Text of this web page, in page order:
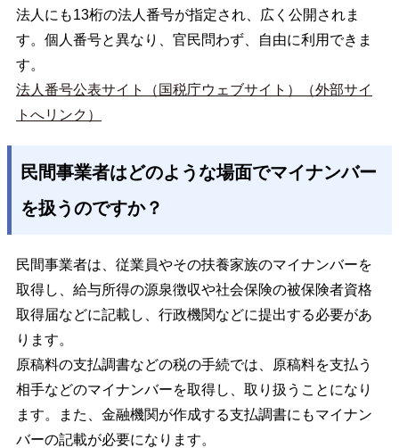
法人にも13桁の法人番号が指定され、広く公開されま
す。個人番号と異なり、官民問わず、自由に利用できま
す。
法人番号公表サイト（国税庁ウェブサイト）（外部サイ
トへリンク）
民間事業者はどのような場面でマイナンバー
を扱うのですか？
民間事業者は、従業員やその扶養家族のマイナンバーを
取得し、給与所得の源泉徴収や社会保険の被保険者資格
取得届などに記載し、行政機関などに提出する必要があ
ります。
原稿料の支払調書などの税の手続では、原稿料を支払う
相手などのマイナンバーを取得し、取り扱うことになり
ます。また、金融機関が作成する支払調書にもマイナン
バーの記載が必要になります。